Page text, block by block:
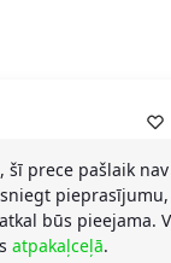
šī prece pašlaik
būs pieejama.
atpakaļceļā.